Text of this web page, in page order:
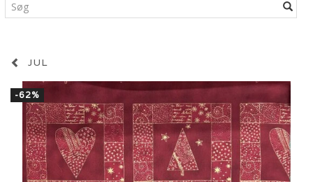
JUL
-62%